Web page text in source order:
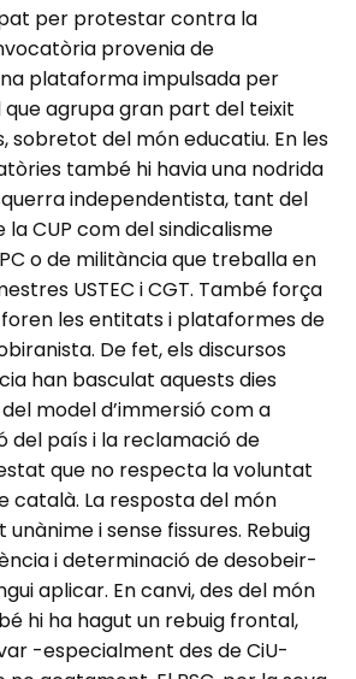
per protestar contra la
provenia de
plataforma impulsada per
agrupa gran part del teixit
sobretot del món educatiu. En les
també hi havia una nodrida
independentista, tant del
la CUP com del sindicalisme
o de militància que treballa en
USTEC i CGT. També força
les entitats i plataformes de
De fet, els discursos
han basculat aquests dies
model d’immersió com a
del país i la reclamació de
que no respecta la voluntat
català. La resposta del món
i sense fissures. Rebuig
i determinació de desobeir-
aplicar. En canvi, des del món
hi ha hagut un rebuig frontal,
-especialment des de CiU-